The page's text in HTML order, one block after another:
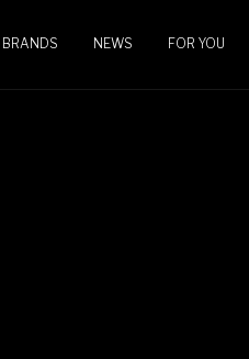
BRANDS NEWS FOR YOU